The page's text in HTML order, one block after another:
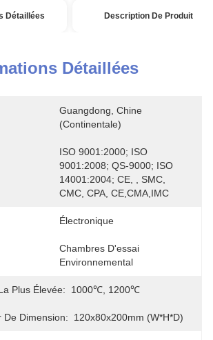
Détaillées Description De Produit
Détaillées
Guangdong, Chine
(continentale)
ISO 9001:2000; ISO
9001:2008; QS-9000; ISO
14001:2004; CE, , SMC,
CMC, CPA, CE,CMA,IMC
Électronique
Chambres D'essai
Environnemental
Plus Élevée: 1000℃, 1200℃
De Dimension: 120x80x200mm (W*H*D)